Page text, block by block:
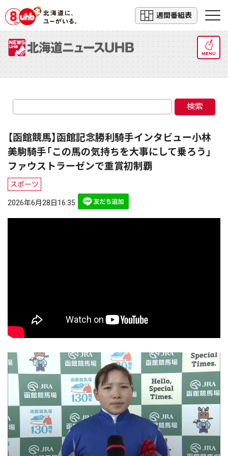
週間番組表
MENU
検索
【函館競馬】函館記念勝利騎手インタビュー小林
美駒騎手「この馬の気持ちを大事にして乗ろう」
ファウストラーゼンで重賞初制覇
スポーツ
2026年6月28日16:35